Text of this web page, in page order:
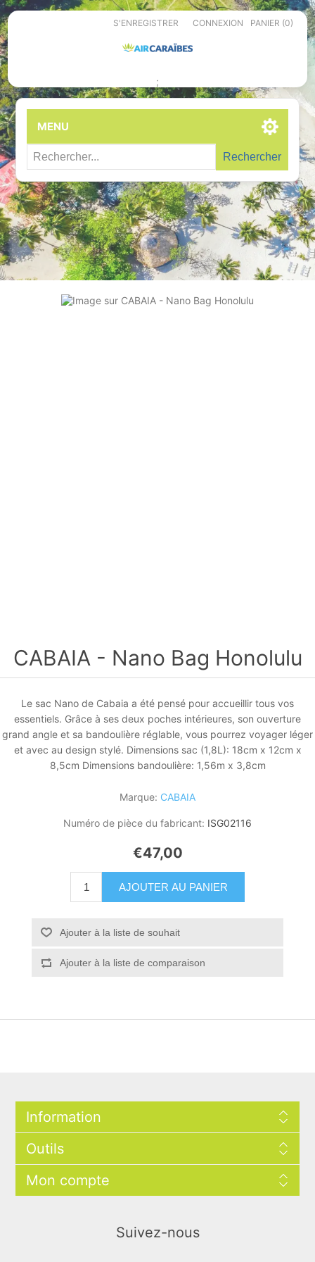
S'ENREGISTRER CONNEXION PANIER (0)
;
MENU
Rechercher
CABAIA - Nano Bag Honolulu
Le sac Nano de Cabaia a été pensé pour accueillir tous vos
essentiels. Grâce à ses deux poches intérieures, son ouverture
grand angle et sa bandoulière réglable, vous pourrez voyager léger
et avec au design stylé. Dimensions sac (1,8L): 18cm x 12cm x
8,5cm Dimensions bandoulière: 1,56m x 3,8cm
Marque: CABAIA
Numéro de pièce du fabricant: ISG02116
€47,00
AJOUTER AU PANIER
Ajouter à la liste de souhait
Ajouter à la liste de comparaison
Information
Outils
Mon compte
Suivez-nous